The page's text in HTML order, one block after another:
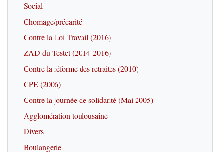
Social
Chomage/précarité
Contre la Loi Travail (2016)
ZAD du Testet (2014-2016)
Contre la réforme des retraites (2010)
CPE (2006)
Contre la journée de solidarité (Mai 2005)
Agglomération toulousaine
Divers
Boulangerie